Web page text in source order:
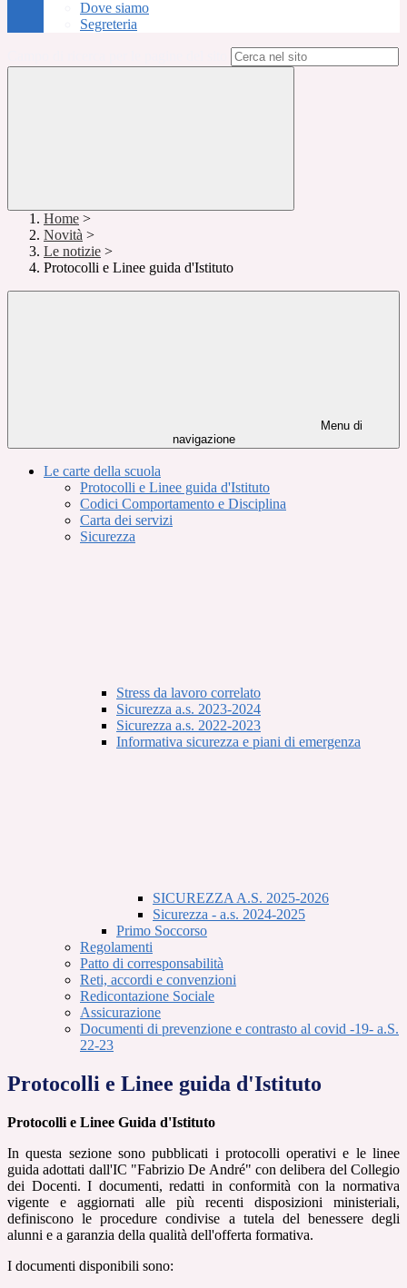
Dove siamo
Segreteria
Home >
Novità >
Le notizie >
Protocolli e Linee guida d'Istituto
Menu di
navigazione
Le carte della scuola
Protocolli e Linee guida d'Istituto
Codici Comportamento e Disciplina
Carta dei servizi
Sicurezza
Stress da lavoro correlato
Sicurezza a.s. 2023-2024
Sicurezza a.s. 2022-2023
Informativa sicurezza e piani di emergenza
SICUREZZA A.S. 2025-2026
Sicurezza - a.s. 2024-2025
Primo Soccorso
Regolamenti
Patto di corresponsabilità
Reti, accordi e convenzioni
Redicontazione Sociale
Assicurazione
Documenti di prevenzione e contrasto al covid -19- a.S.
22-23
Protocolli e Linee guida d'Istituto
Protocolli e Linee Guida d'Istituto
In questa sezione sono pubblicati i protocolli operativi e le linee
guida adottati dall'IC "Fabrizio De André" con delibera del Collegio
dei Docenti. I documenti, redatti in conformità con la normativa
vigente e aggiornati alle più recenti disposizioni ministeriali,
definiscono le procedure condivise a tutela del benessere degli
alunni e a garanzia della qualità dell'offerta formativa.
I documenti disponibili sono: